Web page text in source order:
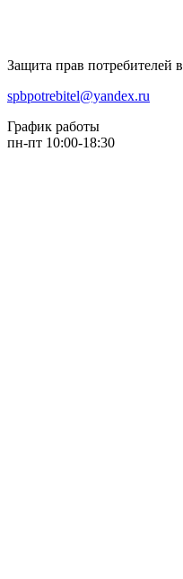
Защита прав потребителей
spbpotrebitel@yandex.ru
График работы
пн-пт 10:00-18:30